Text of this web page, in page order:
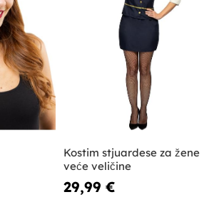
Kostim stjuardese za žene
veće veličine
29,99 €